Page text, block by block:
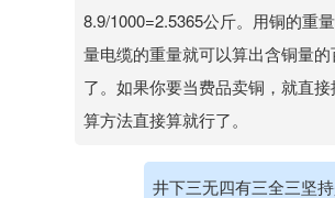
8.9/1000=2.5365公斤。用铜的重
量电缆的重量就可以算出含铜量的
了。如果你要当费品卖铜，就直
算方法直接算就行了。
井下三无四有三全三坚